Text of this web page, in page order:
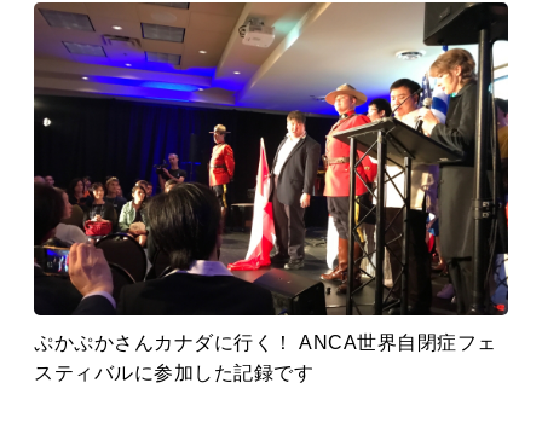
ぷかぷかさんカナダに行く！ ANCA世界自閉症フェ
スティバルに参加した記録です